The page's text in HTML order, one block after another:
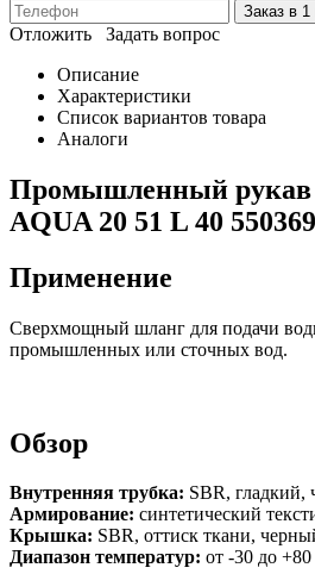
Заказ в 1
Отложить
Задать вопрос
Описание
Характеристики
Список вариантов товара
Аналоги
Промышленный рукав
AQUA 20 51 L 40
Применение
Сверхмощный шланг для подачи
промышленных или сточных вод.
Обзор
Внутренняя трубка: SBR, гладкий,
Армирование: синтетический
Крышка: SBR, оттиск ткани,
Диапазон температур: от -30 до +80